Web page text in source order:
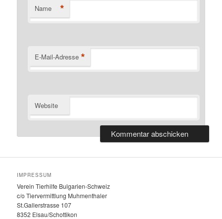
Name *
E-Mail-Adresse *
Website
IMPRESSUM
Verein Tierhilfe Bulgarien-Schweiz
c/o Tiervermittlung Muhmenthaler
St.Gallerstrasse 107
8352 Elsau/Schottikon